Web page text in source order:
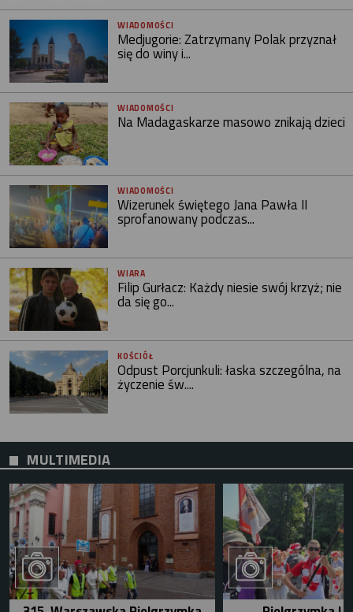
WIADOMOŚCI
Medjugorie: Zatrzymany Polak przyznał
się do winy i...
WIADOMOŚCI
Na Madagaskarze masowo znikają dzieci
WIADOMOŚCI
Wizerunek świętego Jana Pawła II
sprofanowany podczas...
WIARA
Filip Gurłacz: Każdy niesie swój krzyż; nie
da się go...
KOŚCIÓŁ
Odpust Porcjunkuli: łaska szczególna, na
życzenie św....
MULTIMEDIA